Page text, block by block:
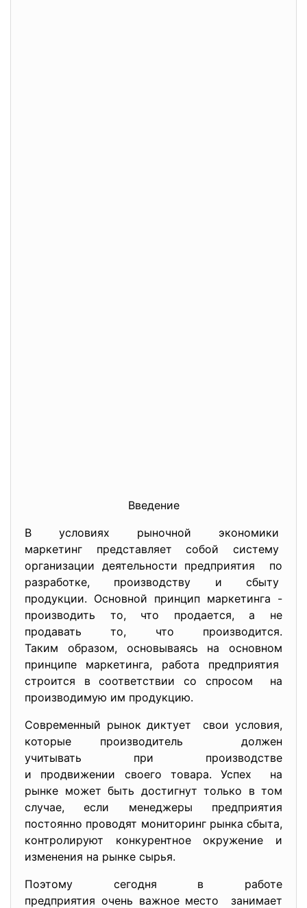
Введение
В условиях рыночной экономики
маркетинг представляет собой систему
организации деятельности предприятия по
разработке, производству и сбыту
продукции. Основной принцип маркетинга -
производить то, что продается, а не
продавать то, что производится.
Таким образом, основываясь на основном
принципе маркетинга, работа предприятия
строится в соответствии со спросом на
производимую им продукцию.
Современный рынок диктует свои условия,
которые производитель должен
учитывать при производстве
и продвижении своего товара. Успех на
рынке может быть достигнут только в том
случае, если менеджеры предприятия
постоянно проводят мониторинг рынка сбыта,
контролируют конкурентное окружение и
изменения на рынке сырья.
Поэтому сегодня в работе
предприятия очень важное место занимает